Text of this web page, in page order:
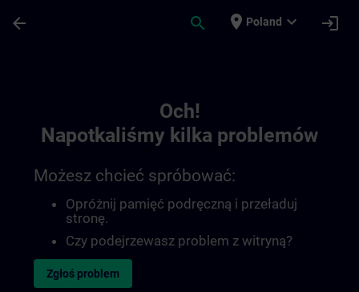
arrow_back search place Poland expand_more login
Och!
Napotkaliśmy kilka problemów
Możesz chcieć spróbować:
Opróżnij pamięć podręczną i przeładuj
stronę.
Czy podejrzewasz problem z witryną?
Zgłoś problem